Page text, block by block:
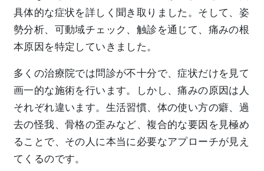
具体的な症状を詳しく聞き取りました。そして、姿
勢分析、可動域チェック、触診を通じて、痛みの根
本原因を特定していきました。
多くの治療院では問診が不十分で、症状だけを見て
画一的な施術を行います。しかし、痛みの原因は人
それぞれ違います。生活習慣、体の使い方の癖、過
去の怪我、骨格の歪みなど、複合的な要因を見極め
ることで、その人に本当に必要なアプローチが見え
てくるのです。